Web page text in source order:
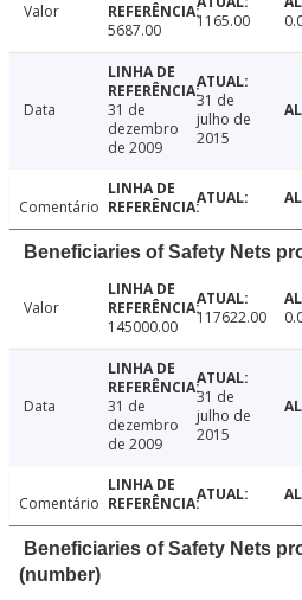
Valor
5687.00
1165.00
Data
31 de
dezembro
de 2009
31 de
julho de
2015
Comentário
Beneficiaries of Safety Nets
Valor
145000.00
117622.00
Data
31 de
dezembro
de 2009
31 de
julho de
2015
Comentário
Beneficiaries of Safety Nets
(number)